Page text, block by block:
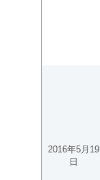
2016年5月19
日